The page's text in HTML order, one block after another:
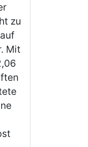
zu
Mit